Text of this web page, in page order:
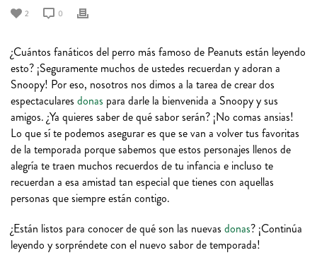
2 0
¿Cuántos fanáticos del perro más famoso de Peanuts están leyendo
esto? ¡Seguramente muchos de ustedes recuerdan y adoran a
Snoopy! Por eso, nosotros nos dimos a la tarea de crear dos
espectaculares donas para darle la bienvenida a Snoopy y sus
amigos. ¿Ya quieres saber de qué sabor serán? ¡No comas ansias!
Lo que sí te podemos asegurar es que se van a volver tus favoritas
de la temporada porque sabemos que estos personajes llenos de
alegría te traen muchos recuerdos de tu infancia e incluso te
recuerdan a esa amistad tan especial que tienes con aquellas
personas que siempre están contigo.
¿Están listos para conocer de qué son las nuevas donas? ¡Continúa
leyendo y sorpréndete con el nuevo sabor de temporada!